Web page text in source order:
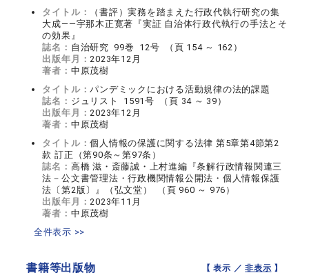
タイトル：
（書評）実務を踏まえた行政代執行研究の集
大成――宇那木正寛著『実証 自治体行政代執行の手法とそ
の効果』
誌名： 自治研究 99巻 12号 （頁 154 ～ 162）
出版年月：2023年12月
著者： 中原茂樹
タイトル：パンデミックにおける活動規律の法的課題
誌名： ジュリスト 1591号 （頁 34 ～ 39）
出版年月：2023年12月
著者： 中原茂樹
タイトル：個人情報の保護に関する法律 第5章第4節第2
款 訂正（第90条～第97条）
誌名： 高橋 滋・斎藤誠・上村進編『条解行政情報関連三
法－公文書管理法・行政機関情報公開法・個人情報保護
法〔第2版〕』（弘文堂） （頁 960 ～ 976）
出版年月：2023年11月
著者： 中原茂樹
全件表示 >>
書籍等出版物 【 表示 ／非表示 】